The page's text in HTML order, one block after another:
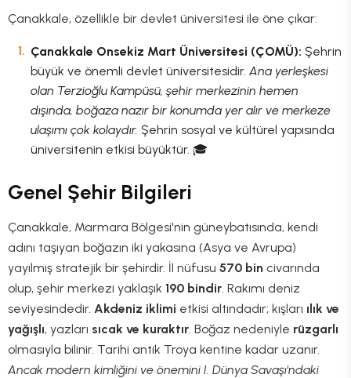
Çanakkale, özellikle bir devlet üniversitesi ile öne çıkar:
Çanakkale Onsekiz Mart Üniversitesi (ÇOMÜ): Şehrin
büyük ve önemli devlet üniversitesidir. Ana yerleşkesi
olan Terzioğlu Kampüsü, şehir merkezinin hemen
dışında, boğaza nazır bir konumda yer alır ve merkeze
ulaşımı çok kolaydır. Şehrin sosyal ve kültürel yapısında
üniversitenin etkisi büyüktür. 🎓
Genel Şehir Bilgileri
Çanakkale, Marmara Bölgesi'nin güneybatısında, kendi
adını taşıyan boğazın iki yakasına (Asya ve Avrupa)
yayılmış stratejik bir şehirdir. İl nüfusu 570 bin civarında
olup, şehir merkezi yaklaşık 190 bindir. Rakımı deniz
seviyesindedir. Akdeniz iklimi etkisi altındadır; kışları ılık ve
yağışlı, yazları sıcak ve kuraktır. Boğaz nedeniyle rüzgarlı
olmasıyla bilinir. Tarihi antik Troya kentine kadar uzanır.
Ancak modern kimliğini ve önemini I. Dünya Savaşı'ndaki